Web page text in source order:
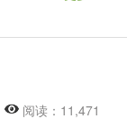
阅读：11,471